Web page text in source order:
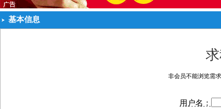
基本信息
非会员不能浏览需
用户名：